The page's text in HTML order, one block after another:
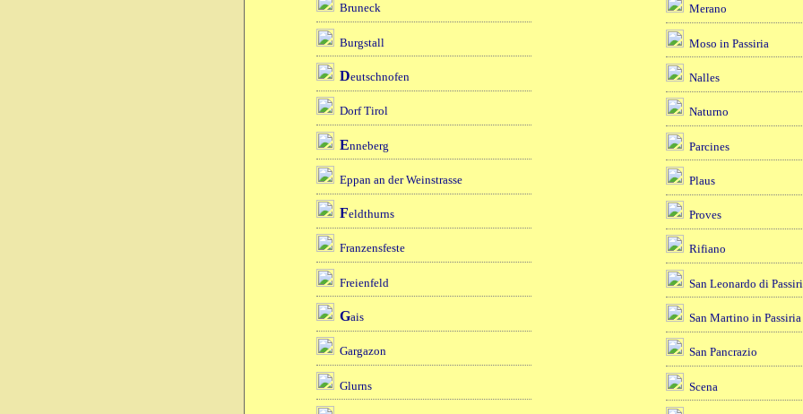
Bruneck
Burgstall
Deutschnofen
Dorf Tirol
Enneberg
Eppan an der Weinstrasse
Feldthurns
Franzensfeste
Freienfeld
Gais
Gargazon
Glurns
Merano
Moso in Passiria
Nalles
Naturno
Parcines
Plaus
Proves
Rifiano
San Leonardo di
San Martino in Passiria
San Pancrazio
Scena